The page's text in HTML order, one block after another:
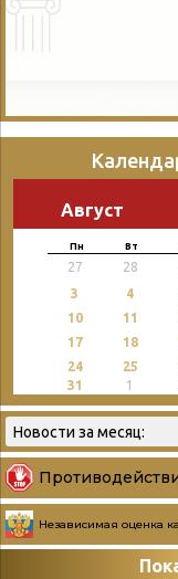
Август
Пн Вт
27 28
3 4
10
11
17
18
24 25
31
1
Независимая оценка